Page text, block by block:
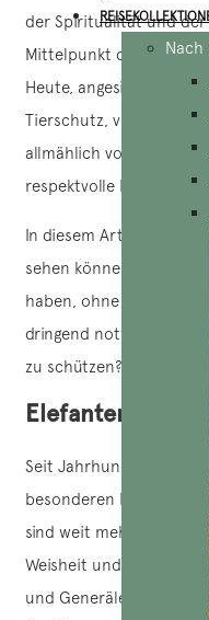
Nach
der Spiritualität und
Mittelpunkt der
Heute, angesichts eines
Tierschutz, vollzieht
allmählich vom
respektvolle
In diesem Artikel
sehen können. Wie
haben, ohne diesen
dringend notwendig ist,
zu schützen?
Elefanten in
Seit Jahrhunderten
besonderen Platz in
sind weit mehr als nur
Weisheit und Adel.
und Generälen und